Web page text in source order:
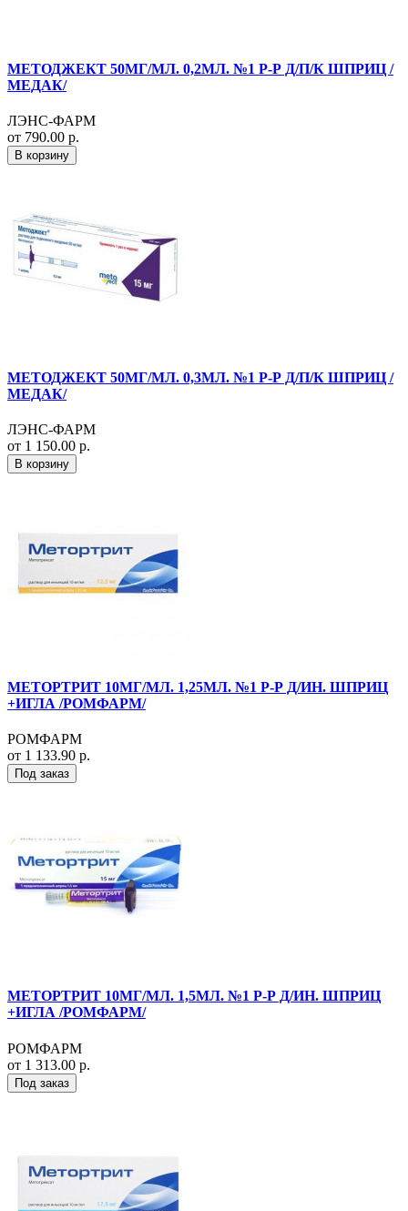
МЕТОДЖЕКТ 50МГ/МЛ. 0,2МЛ. №1 Р-Р Д/П/К ШПРИЦ /
МЕДАК/
ЛЭНС-ФАРМ
от 790.00 р.
В корзину
МЕТОДЖЕКТ 50МГ/МЛ. 0,3МЛ. №1 Р-Р Д/П/К ШПРИЦ /
МЕДАК/
ЛЭНС-ФАРМ
от 1 150.00 р.
В корзину
МЕТОРТРИТ 10МГ/МЛ. 1,25МЛ. №1 Р-Р Д/ИН. ШПРИЦ
+ИГЛА /РОМФАРМ/
РОМФАРМ
от 1 133.90 р.
Под заказ
МЕТОРТРИТ 10МГ/МЛ. 1,5МЛ. №1 Р-Р Д/ИН. ШПРИЦ
+ИГЛА /РОМФАРМ/
РОМФАРМ
от 1 313.00 р.
Под заказ